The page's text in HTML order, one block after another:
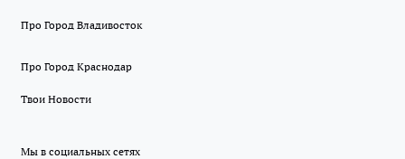
Про Город Владивосток
Про Город Краснодар
Твои Новости
Мы в социальных сетях